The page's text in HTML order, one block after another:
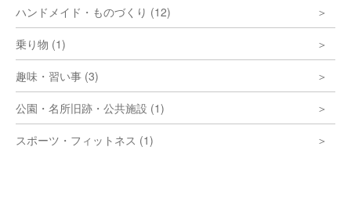
ハンドメイド・ものづくり (12)
乗り物 (1)
趣味・習い事 (3)
公園・名所旧跡・公共施設 (1)
スポーツ・フィットネス (1)